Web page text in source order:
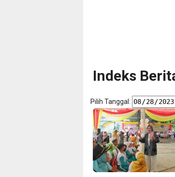
Indeks
Pilih Tanggal: